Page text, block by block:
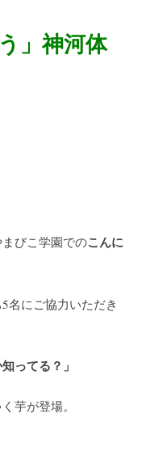
」神河体
びこ学園でのこんに
名にご協力いただき
ってる？」
芋が登場。